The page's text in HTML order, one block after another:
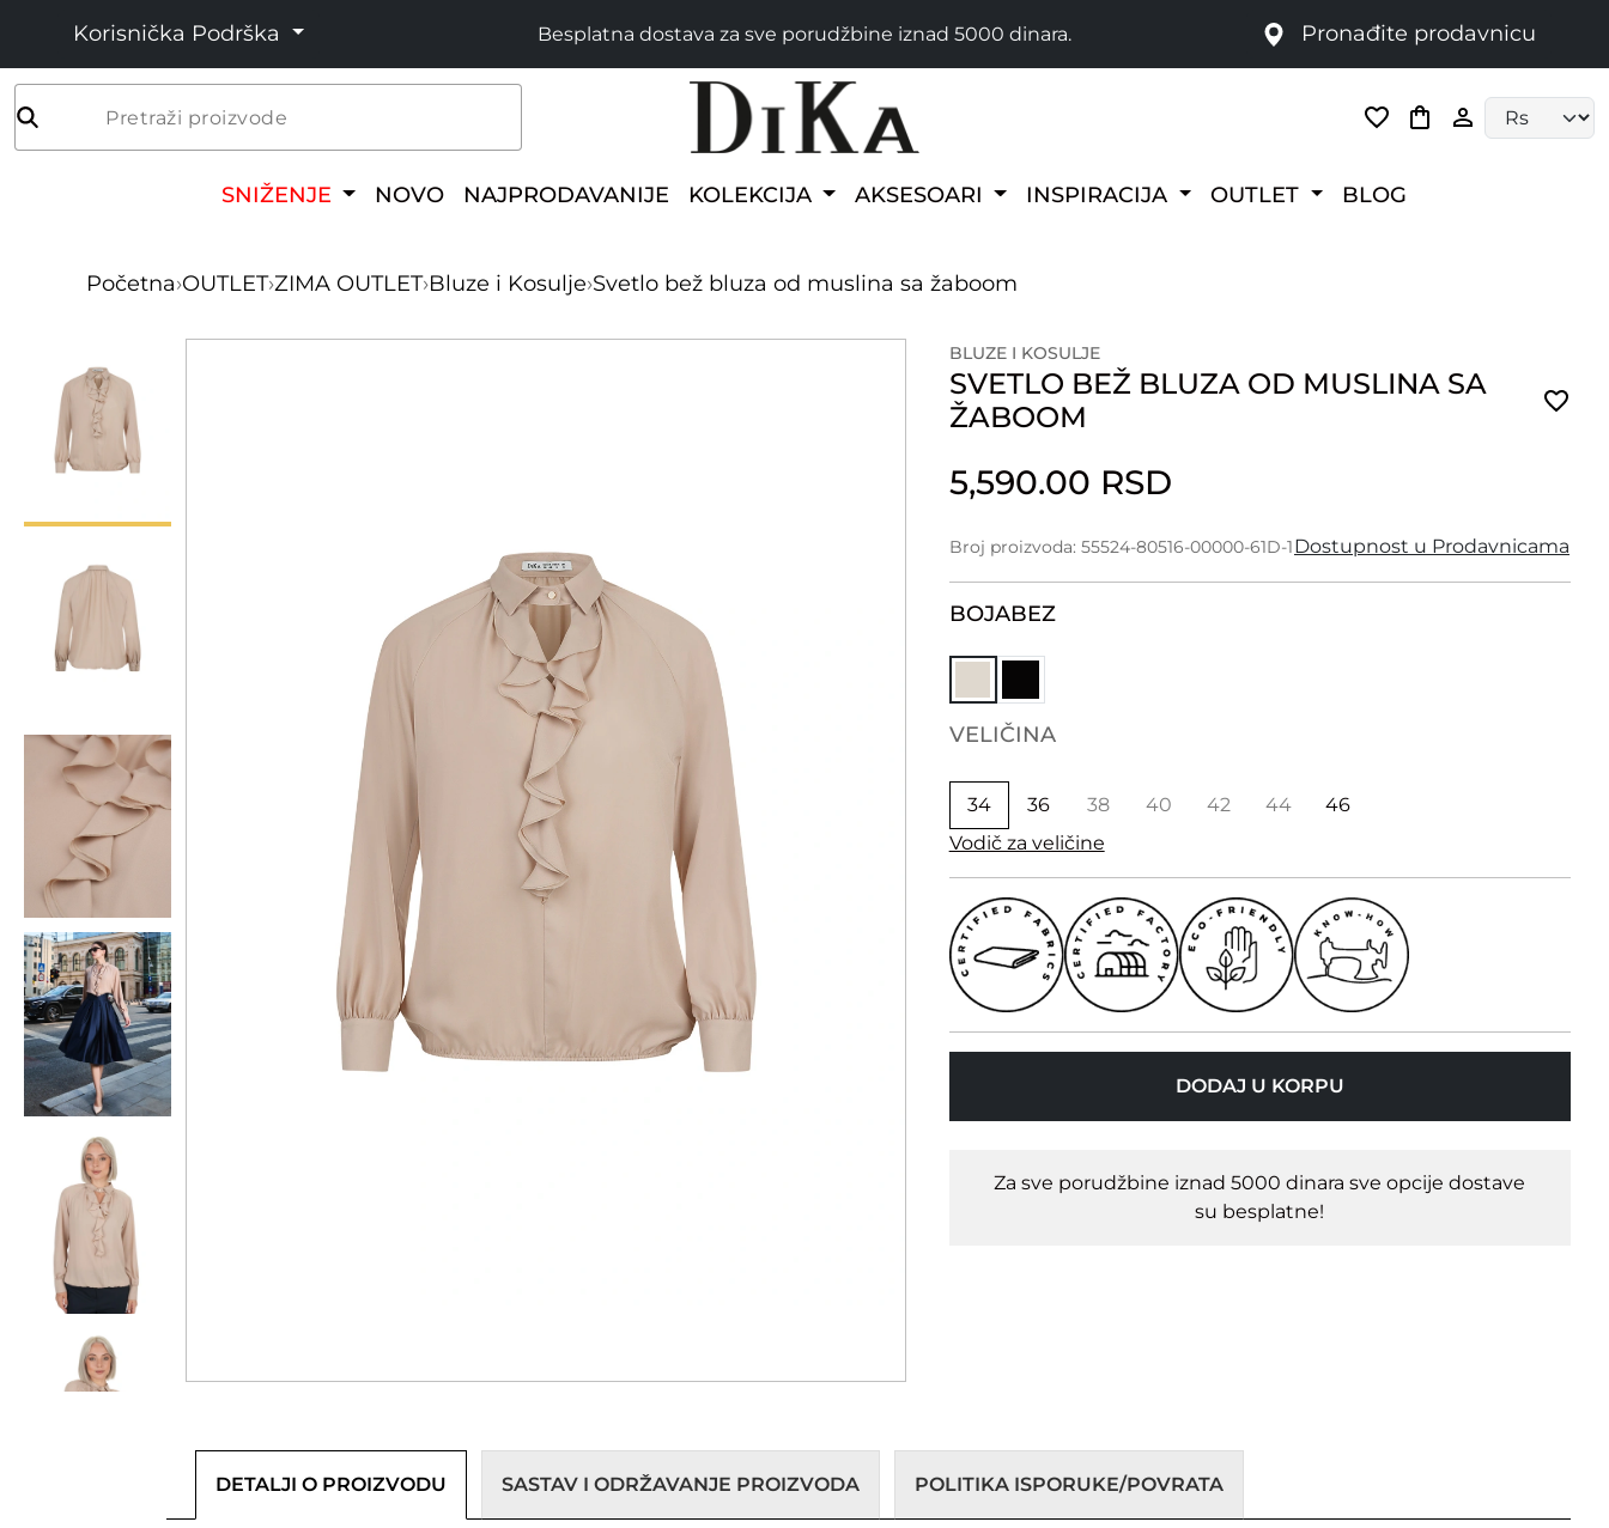
Korisnička Podrška Besplatna dostava za sve porudžbine iznad 5000 dinara. Pronađite prodavnicu
Pretraži proizvode
SNIŽENJE NOVO NAJPRODAVANIJE KOLEKCIJA AKSESOARI INSPIRACIJA OUTLET BLOG
Početna›OUTLET›ZIMA OUTLET›Bluze i Kosulje›Svetlo bež bluza od muslina sa žaboom
BLUZE I KOSULJE
SVETLO BEŽ BLUZA OD MUSLINA SA
ŽABOOM
5,590.00 RSD
Broj proizvoda: 55524-80516-00000-61D-1Dostupnost u Prodavnicama
BOJABEZ
VELIČINA
34 36 38 40 42 44
46
Vodič za veličine
DODAJ U KORPU
Za sve porudžbine iznad 5000 dinara sve opcije dostave
su besplatne!
DETALJI O PROIZVODU SASTAV I ODRŽAVANJE PROIZVODA POLITIKA ISPORUKE/POVRATA